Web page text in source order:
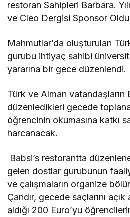
restoran Sahipleri Barbara.
ve Cleo Dergisi Sponsor Oldu
Mahmutlar’da oluşturulan
gurubu ihtiyaç sahibi
yararına bir gece düzenlendi.
Türk ve Alman vatandaşların
düzenledikleri gecede
öğrencinin okumasına katkı
harcanacak.
Babsi’s restorantta
gelen dostlar gurubunun
ve çalışmaların organize
Çandır, gecede saçlarını
aldığı 200 Euro’yu